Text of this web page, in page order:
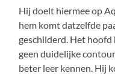
Hij doelt hiermee op
hem komt datzelfde
geschilderd. Het
geen duidelijke
beter leer kennen. Hij